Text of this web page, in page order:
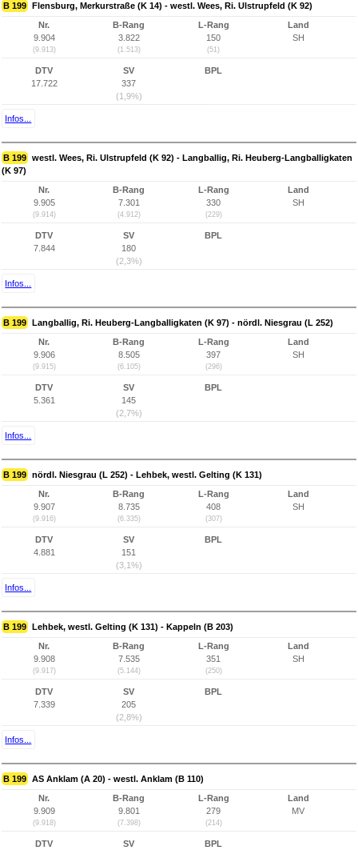
B 199 Flensburg, Merkurstraße (K 14) - westl. Wees, Ri. Ulstrupfeld (K 92)
Nr.
9.904
(9.913)
B-Rang
3.822
(1.513)
L-Rang
150
(51)
Land
SH
DTV
17.722
SV
337
(1,9%)
BPL
Infos...
B 199 westl. Wees, Ri. Ulstrupfeld (K 92) - Langballig, Ri. Heuberg-Langballigkaten
(K 97)
Nr.
9.905
(9.914)
B-Rang
7.301
(4.912)
L-Rang
330
(229)
Land
SH
DTV
7.844
SV
180
(2,3%)
BPL
Infos...
B 199 Langballig, Ri. Heuberg-Langballigkaten (K 97) - nördl. Niesgrau (L 252)
Nr.
9.906
(9.915)
B-Rang
8.505
(6.105)
L-Rang
397
(296)
Land
SH
DTV
5.361
SV
145
(2,7%)
BPL
Infos...
B 199 nördl. Niesgrau (L 252) - Lehbek, westl. Gelting (K 131)
Nr.
9.907
(9.916)
B-Rang
8.735
(6.335)
L-Rang
408
(307)
Land
SH
DTV
4.881
SV
151
(3,1%)
BPL
Infos...
B 199 Lehbek, westl. Gelting (K 131) - Kappeln (B 203)
Nr.
9.908
(9.917)
B-Rang
7.535
(5.144)
L-Rang
351
(250)
Land
SH
DTV
7.339
SV
205
(2,8%)
BPL
Infos...
B 199 AS Anklam (A 20) - westl. Anklam (B 110)
Nr.
9.909
(9.918)
B-Rang
9.801
(7.398)
L-Rang
279
(214)
Land
MV
DTV
SV
BPL